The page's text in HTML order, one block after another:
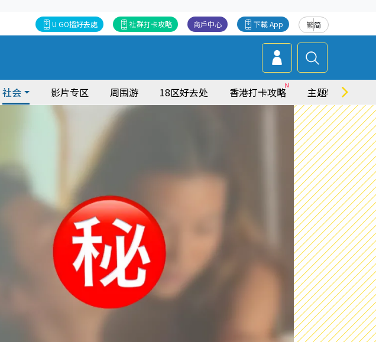
繁简
下載 App
商戶中心
社群打卡攻略
U GO搵好去處
社会 影片专区 周围游 18区好去处 香港打卡攻略 主题特集